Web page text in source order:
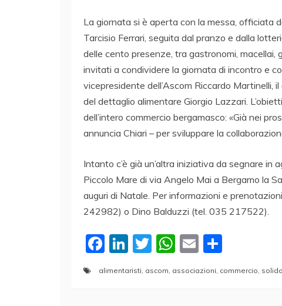
La giornata si è aperta con la messa, officiata
Tarcisio Ferrari, seguita dal pranzo e dalla
delle cento presenze, tra gastronomi, macellai,
invitati a condividere la giornata di incontro e
vicepresidente dell’Ascom Riccardo Martinelli,
del dettaglio alimentare Giorgio Lazzari.
dell’intero commercio bergamasco: «Già nei
annuncia Chiari – per sviluppare la
Intanto c’è già un’altra iniziativa da segnare
Piccolo Mare di via Angelo Mai a Bergamo la
auguri di Natale. Per informazioni e
242982) o Dino Balduzzi (tel. 035 217522).
F
a
c
Li
n
k
T
itt
W
at
E
m
ai n
alimentaristi ascom associazioni commercio